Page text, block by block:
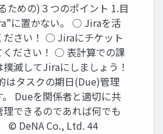
ための)３つのポイント 1.目
に置かない。 ○ Jiraを活
ださい！ ○ Jiraにチケット
ください！ ○ 表計算での課
滅してJiraにしましょう！
はタスクの期日(Due)管理
。 Dueを関係者と適切に共
理できるのであれば何でも
© DeNA Co., Ltd. 44